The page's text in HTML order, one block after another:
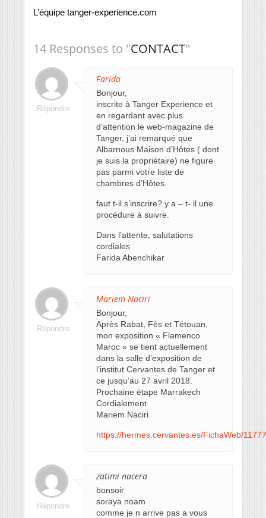
L’équipe tanger-experience.com
14 Responses to "CONTACT"
Farida
Bonjour,
inscrite à Tanger Experience et
en regardant avec plus
d’attention le web-magazine de
Tanger, j’ai remarqué que
Albarnous Maison d’Hôtes ( dont
je suis la propriétaire) ne figure
pas parmi votre liste de
chambres d’Hôtes.
faut t-il s’inscrire? y a – t- il une
procédure à suivre.
Dans l’attente, salutations
cordiales
Farida Abenchikar
Répondre
Mariem Naciri
Bonjour,
Après Rabat, Fès et Tétouan,
mon exposition « Flamenco
Maroc » se tient actuellement
dans la salle d’exposition de
l’institut Cervantes de Tanger et
ce jusqu’au 27 avril 2018.
Prochaine étape Marrakech
Cordialement
Mariem Naciri
https://hermes.cervantes.es/FichaWeb/
Répondre
zatimi nacera
bonsoir
soraya noam
comme je n arrive pas a vous
Répondre